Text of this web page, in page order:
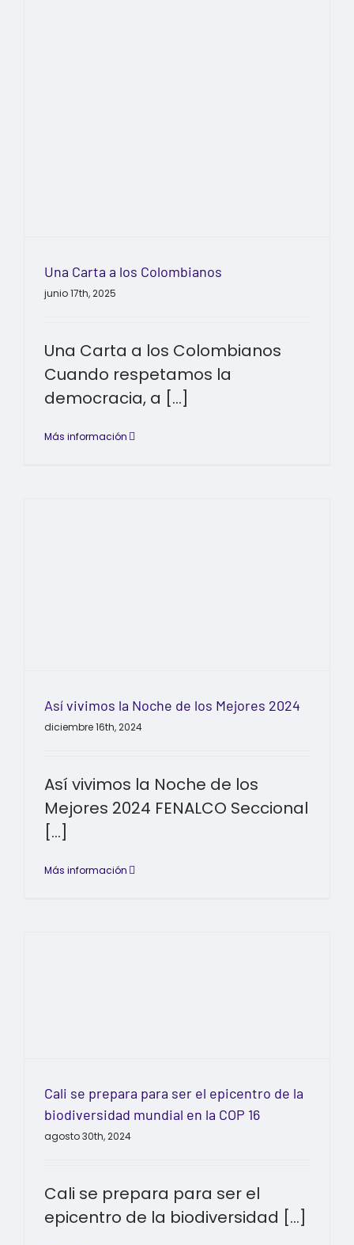
Una Carta a los Colombianos
junio 17th, 2025
Una Carta a los Colombianos
Cuando respetamos la
democracia, a [...]
Más información
Así vivimos la Noche de los Mejores 2024
diciembre 16th, 2024
Así vivimos la Noche de los
Mejores 2024 FENALCO Seccional
[...]
Más información
Cali se prepara para ser el epicentro de la
biodiversidad mundial en la COP 16
agosto 30th, 2024
Cali se prepara para ser el
epicentro de la biodiversidad [...]